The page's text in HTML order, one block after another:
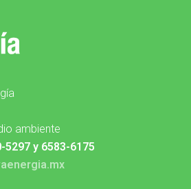
ambiente
5297 y 6583-6175